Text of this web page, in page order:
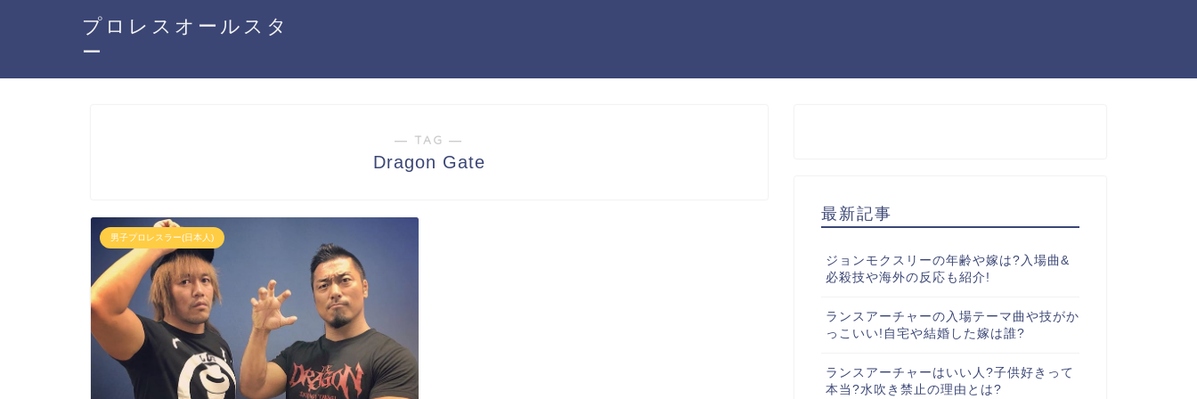
プロレスオールスタ
ー
― TAG ―
Dragon Gate
男子プロレスラー(日本人)
最新記事
ジョンモクスリーの年齢や嫁は?入場曲&
必殺技や海外の反応も紹介!
ランスアーチャーの入場テーマ曲や技がか
っこいい!自宅や結婚した嫁は誰?
ランスアーチャーはいい人?子供好きって
本当?水吹き禁止の理由とは?